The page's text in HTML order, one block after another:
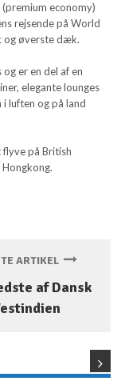
economy)
rejsende på World
og øverste dæk.
er en del af en
elegante lounges
luften og på land
på British
ARTIKEL
af Dansk